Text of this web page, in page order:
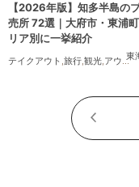
【2026年版】知多半島の
売所 72選｜大府市・東浦
リア別に一挙紹介
テイクアウト 旅行 観光 アウトドア